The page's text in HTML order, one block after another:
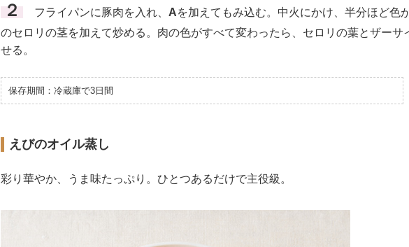
２ フライパンに豚肉を入れ、 Aを加えてもみ込む。中火にかけ、半分ほど色
のセロリの茎を加えて炒める。肉の色がすべて変わったら、セロリの葉とザーサ
せる。
保存期間：冷蔵庫で3日間
えびのオイル蒸し
彩り華やか、うま味たっぷり。ひとつあるだけで主役級。